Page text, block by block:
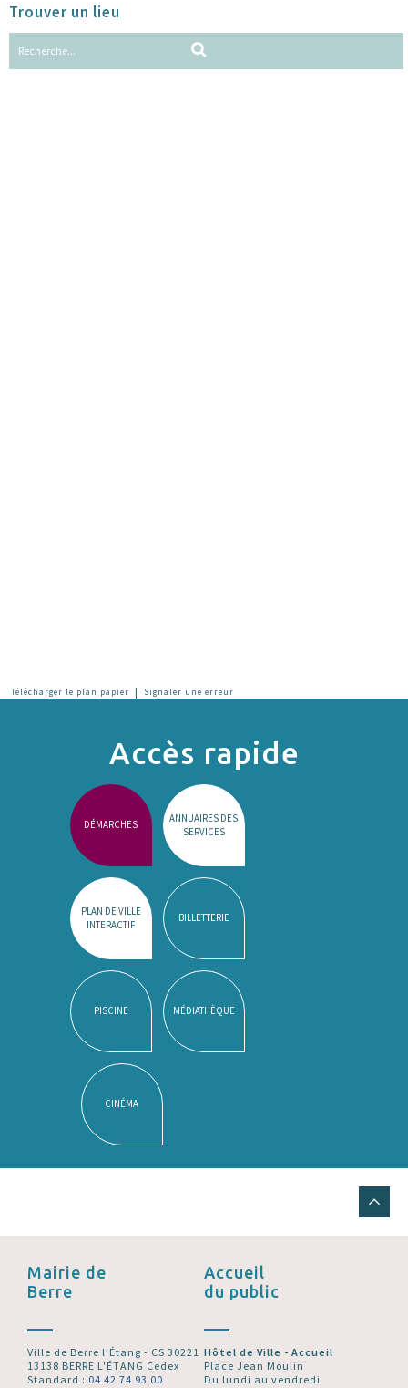
Trouver un lieu
Télécharger le plan papier | Signaler une erreur
Accès rapide
DÉMARCHES
ANNUAIRES DES
SERVICES
PLAN DE VILLE
INTERACTIF
BILLETTERIE
PISCINE MÉDIATHÈQUE
CINÉMA
Mairie de
Berre
Ville de Berre l’Étang - CS 30221
13138 BERRE L'ÉTANG Cedex
Standard : 04 42 74 93 00
Accueil
du public
Hôtel de Ville - Accueil
Place Jean Moulin
Du lundi au vendredi